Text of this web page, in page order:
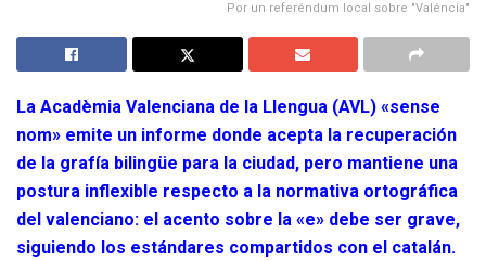
Por un referéndum local sobre "Valéncia"
La Acadèmia Valenciana de la Llengua (AVL) «sense
nom» emite un informe donde acepta la recuperación
de la grafía bilingüe para la ciudad, pero mantiene una
postura inflexible respecto a la normativa ortográfica
del valenciano: el acento sobre la «e» debe ser grave,
siguiendo los estándares compartidos con el catalán.